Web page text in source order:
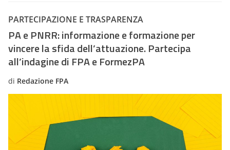
PARTECIPAZIONE E TRASPARENZA
PA e PNRR: informazione e formazione per
vincere la sfida dell’attuazione. Partecipa
all’indagine di FPA e FormezPA
di Redazione FPA